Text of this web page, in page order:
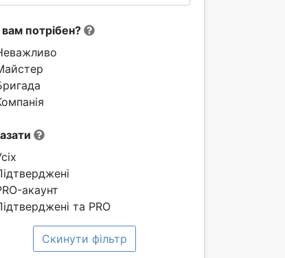
потрібен?
акаунт
та PRO
Скинути фільтр